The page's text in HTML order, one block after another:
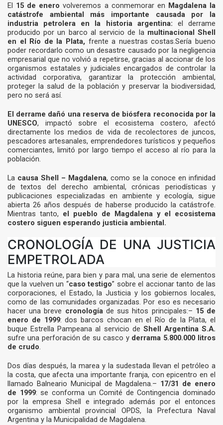
El 15 de enero volveremos a conmemorar en Magdalena la
catástrofe ambiental más importante causada por la
industria petrolera en la historia argentina: el derrame
producido por un barco al servicio de la multinacional Shell
en el Río de la Plata, frente a nuestras costas.Sería bueno
poder recordarlo como un desastre causado por la negligencia
empresarial que no volvió a repetirse, gracias al accionar de los
organismos estatales y judiciales encargados de controlar la
actividad corporativa, garantizar la protección ambiental,
proteger la salud de la población y preservar la biodiversidad,
pero no será así.
El derrame dañó una reserva de biósfera reconocida por la
UNESCO, impactó sobre el ecosistema costero, afectó
directamente los medios de vida de recolectores de juncos,
pescadores artesanales, emprendedores turísticos y pequeños
comerciantes, limitó por largo tiempo el acceso al río para la
población.
La causa Shell – Magdalena, como se la conoce en infinidad
de textos del derecho ambiental, crónicas periodísticas y
publicaciones especializadas en ambiente y ecología, sigue
abierta 26 años después de haberse producido la catástrofe.
Mientras tanto, el pueblo de Magdalena y el ecosistema
costero siguen esperando justicia ambiental.
CRONOLOGÍA DE UNA JUSTICIA
EMPETROLADA
La historia reúne, para bien y para mal, una serie de elementos
que la vuelven un “caso testigo” sobre el accionar tanto de las
corporaciones, el Estado, la Justicia y los gobiernos locales,
como de las comunidades organizadas. Por eso es necesario
hacer una breve cronologíade sus hitos principales:– 15 de
enero de 1999: dos barcos chocan en el Río de la Plata, el
buque Estrella Pampeana al servicio de Shell Argentina S.A.
sufre una perforación de su casco y derrama 5.800.000 litros
de crudo.
Dos días después, la marea y la sudestada llevan el petróleo a
la costa, que afecta una importante franja, con epicentro en el
llamado Balneario Municipal de Magdalena.– 17/31 de enero
de 1999: se conforma un Comité de Contingencia dominado
por la empresa Shell e integrado además por el entonces
organismo ambiental provincial OPDS, la Prefectura Naval
Argentina y la Municipalidad de Magdalena.